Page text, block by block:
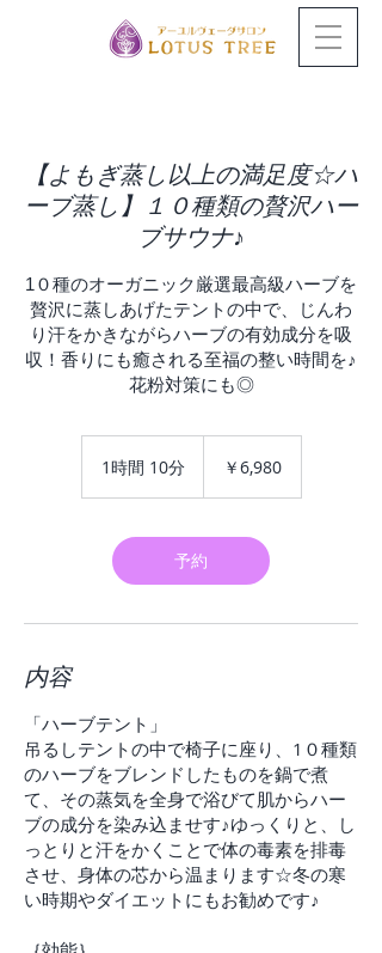
【よもぎ蒸し以上の満足度☆ハ
ーブ蒸し】１０種類の贅沢ハー
ブサウナ♪
1０種のオーガニック厳選最高級ハーブを
贅沢に蒸しあげたテントの中で、じんわ
り汗をかきながらハーブの有効成分を吸
収！香りにも癒される至福の整い時間を♪
花粉対策にも◎
1時間 10分1
0
分
￥6,980
予約
内容
「ハーブテント」
吊るしテントの中で椅子に座り、1０種類
のハーブをブレンドしたものを鍋で煮
て、その蒸気を全身で浴びて肌からハー
ブの成分を染み込ませす♪ゆっくりと、し
っとりと汗をかくことで体の毒素を排毒
させ、身体の芯から温まります☆冬の寒
い時期やダイエットにもお勧めです♪